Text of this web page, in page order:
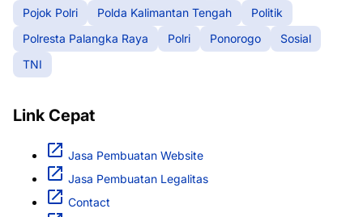
Pojok Polri
Polda Kalimantan Tengah
Politik
Polresta Palangka Raya
Polri Ponorogo
Sosial
TNI
Link Cepat
Jasa Pembuatan Website
Jasa Pembuatan Legalitas
Contact